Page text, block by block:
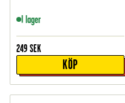
I lager
249 SEK
KÖP